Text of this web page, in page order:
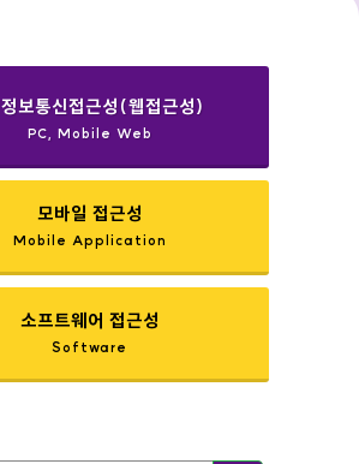
정보통신접근성(웹접근성)
PC, Mobile Web
모바일 접근성
Mobile Application
소프트웨어 접근성
Software